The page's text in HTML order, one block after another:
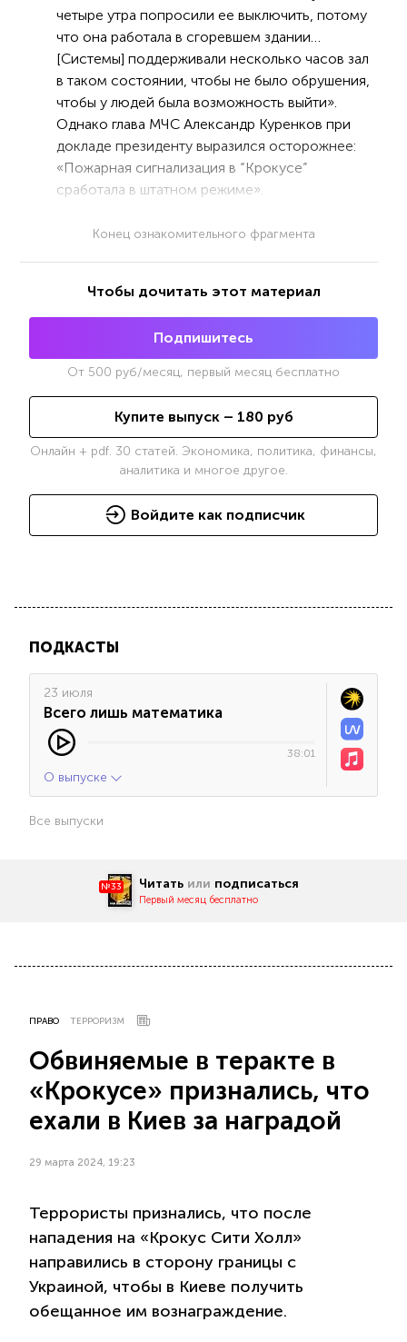
четыре утра попросили ее выключить, потому
что она работала в сгоревшем здании…
[Системы] поддерживали несколько часов зал
в таком состоянии, чтобы не было обрушения,
чтобы у людей была возможность выйти».
Однако глава МЧС Александр Куренков при
докладе президенту выразился осторожнее:
«Пожарная сигнализация в “Крокусе”
сработала в штатном режиме».
Конец ознакомительного фрагмента
Чтобы дочитать этот материал
Подпишитесь
От 500 руб/месяц, первый месяц бесплатно
Купите выпуск – 180 руб
Онлайн + pdf. 30 статей. Экономика, политика, финансы,
аналитика и многое другое.
Войдите как подписчик
ПОДКАСТЫ
23 июля
Всего лишь математика
38:01
О выпуске
Все выпуски
№33 Читать или подписаться
Первый месяц бесплатно
ПРАВО ТЕРРОРИЗМ
Обвиняемые в теракте в
«Крокусе» признались, что
ехали в Киев за наградой
29 марта 2024, 19:23
Террористы признались, что после
нападения на «Крокус Сити Холл»
направились в сторону границы с
Украиной, чтобы в Киеве получить
обещанное им вознаграждение.